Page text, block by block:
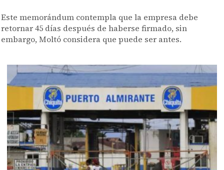
Este memorándum contempla que la empresa debe
retornar 45 días después de haberse firmado, sin
embargo, Moltó considera que puede ser antes.